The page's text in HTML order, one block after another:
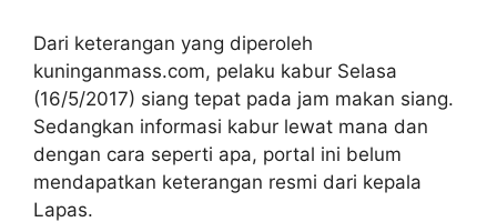
Dari keterangan yang diperoleh
kuninganmass.com, pelaku kabur Selasa
(16/5/2017) siang tepat pada jam makan siang.
Sedangkan informasi kabur lewat mana dan
dengan cara seperti apa, portal ini belum
mendapatkan keterangan resmi dari kepala
Lapas.